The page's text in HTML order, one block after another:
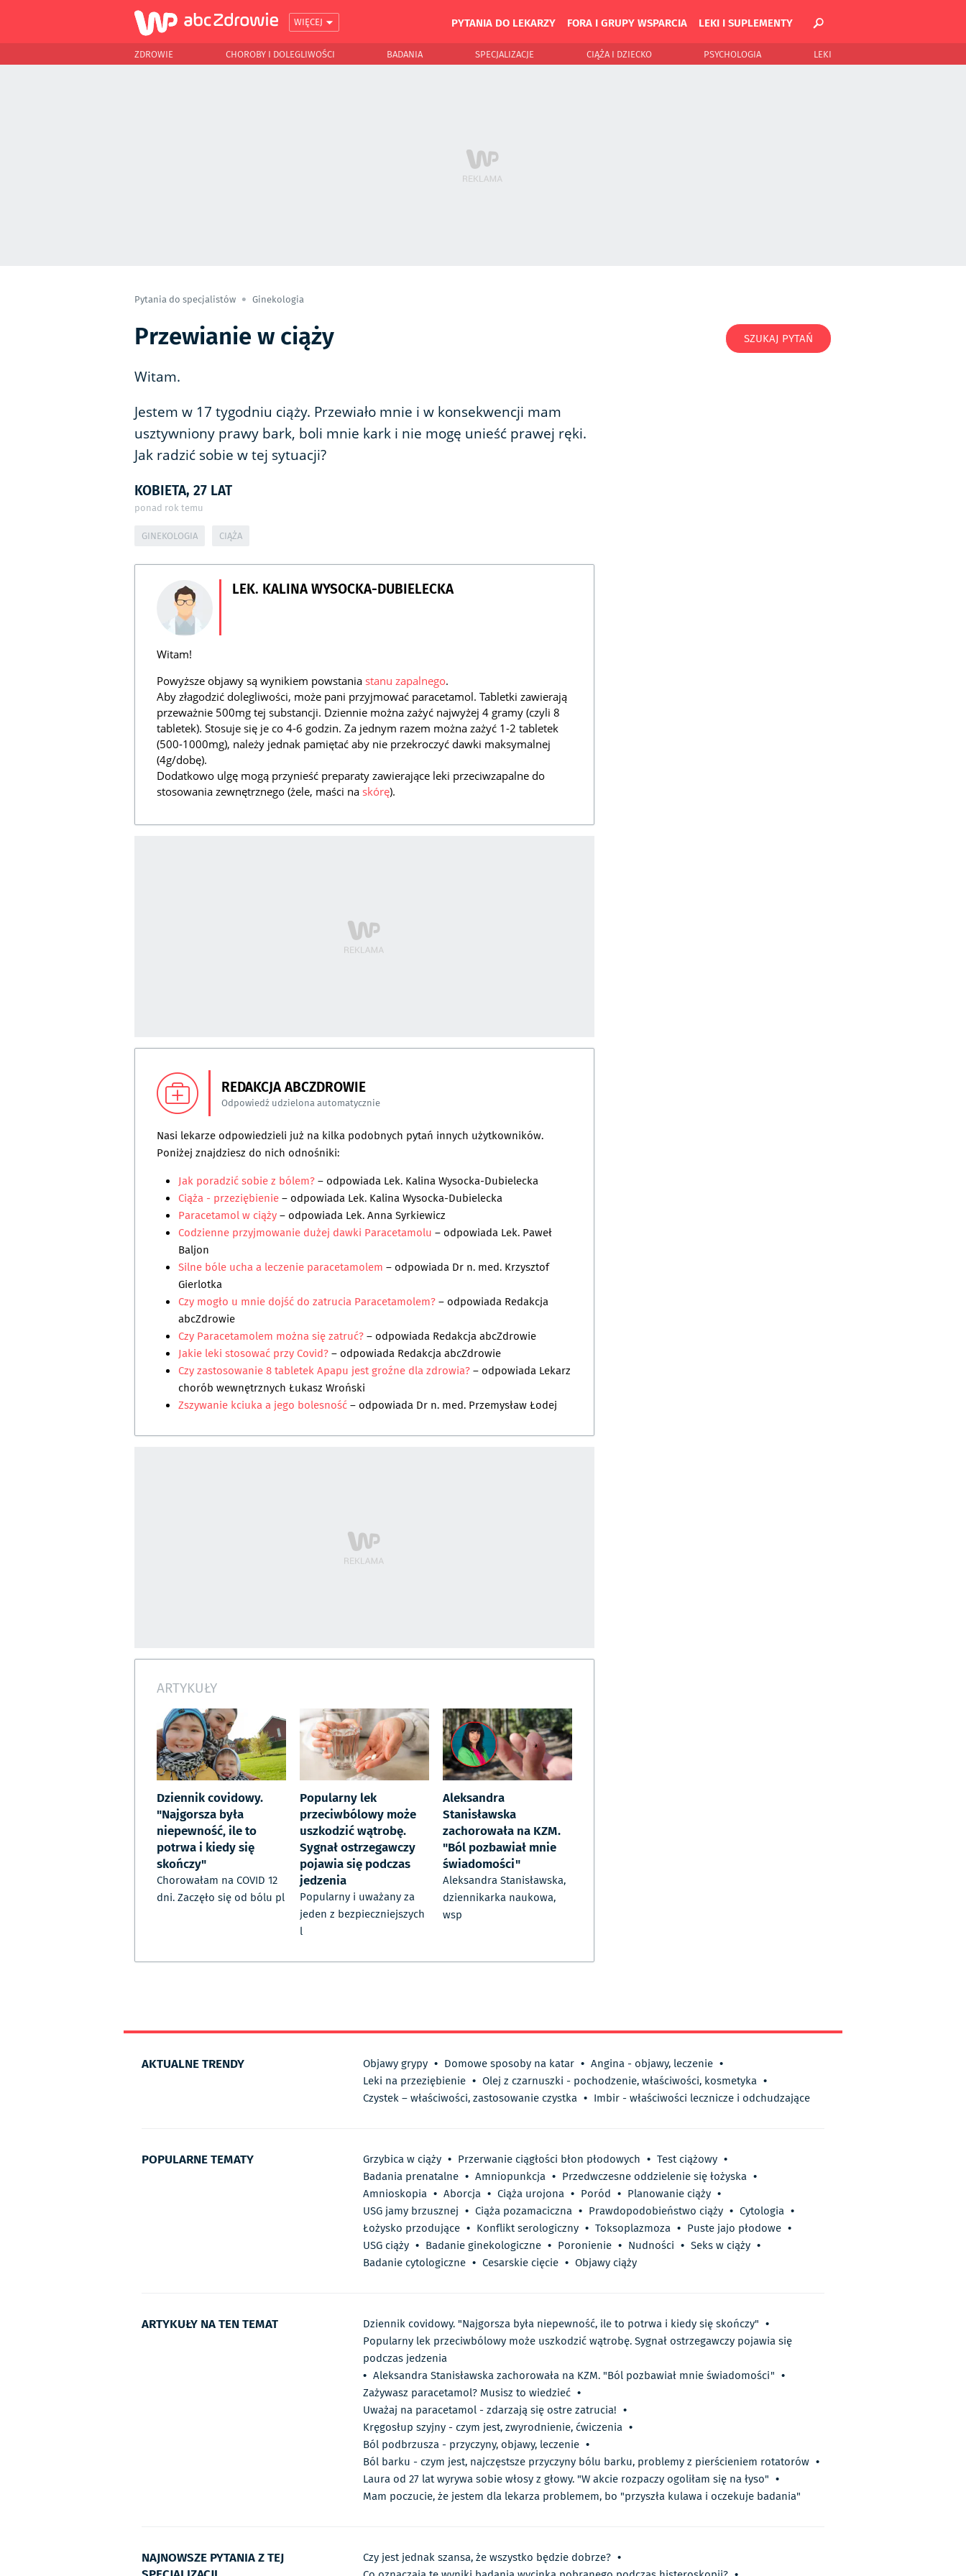
WIĘCEJ PYTANIA DO LEKARZY FORA I GRUPY WSPARCIA LEKI I SUPLEMENTY
ZDROWIE CHOROBY I DOLEGLIWOŚCI BADANIA SPECJALIZACJE CIĄŻA I DZIECKO PSYCHOLOGIA LEKI
Pytania do specjalistów Ginekologia
Przewianie w ciąży
Witam.
Jestem w 17 tygodniu ciąży. Przewiało mnie i w konsekwencji mam
usztywniony prawy bark, boli mnie kark i nie mogę unieść prawej ręki.
Jak radzić sobie w tej sytuacji?
KOBIETA, 27 LAT
ponad rok temu
GINEKOLOGIA CIĄŻA
LEK. KALINA WYSOCKA-DUBIELECKA
Witam!
Powyższe objawy są wynikiem powstania stanu zapalnego.
Aby złagodzić dolegliwości, może pani przyjmować paracetamol. Tabletki zawierają
przeważnie 500mg tej substancji. Dziennie można zażyć najwyżej 4 gramy (czyli 8
tabletek). Stosuje się je co 4-6 godzin. Za jednym razem można zażyć 1-2 tabletek
(500-1000mg), należy jednak pamiętać aby nie przekroczyć dawki maksymalnej
(4g/dobę).
Dodatkowo ulgę mogą przynieść preparaty zawierające leki przeciwzapalne do
stosowania zewnętrznego (żele, maści na skórę).
REDAKCJA ABCZDROWIE
Odpowiedź udzielona automatycznie
Nasi lekarze odpowiedzieli już na kilka podobnych pytań innych użytkowników.
Poniżej znajdziesz do nich odnośniki:
Jak poradzić sobie z bólem?– odpowiada Lek. Kalina Wysocka-Dubielecka
Ciąża - przeziębienie– odpowiada Lek. Kalina Wysocka-Dubielecka
Paracetamol w ciąży– odpowiada Lek. Anna Syrkiewicz
Codzienne przyjmowanie dużej dawki Paracetamolu – odpowiada Lek. Paweł
Baljon
Silne bóle ucha a leczenie paracetamolem – odpowiada Dr n. med. Krzysztof
Gierlotka
Czy mogło u mnie dojść do zatrucia Paracetamolem?– odpowiada Redakcja
abcZdrowie
Czy Paracetamolem można się zatruć?– odpowiada Redakcja abcZdrowie
Jakie leki stosować przy Covid?– odpowiada Redakcja abcZdrowie
Czy zastosowanie 8 tabletek Apapu jest groźne dla zdrowia?– odpowiada Lekarz
chorób wewnętrznych Łukasz Wroński
Zszywanie kciuka a jego bolesność– odpowiada Dr n. med. Przemysław Łodej
ARTYKUŁY
Dziennik covidowy.
"Najgorsza była
niepewność, ile to
potrwa i kiedy się
skończy"
Chorowałam na COVID 12
dni. Zaczęło się od bólu pl
Popularny lek
przeciwbólowy może
uszkodzić wątrobę.
Sygnał ostrzegawczy
pojawia się podczas
jedzenia
Popularny i uważany za
jeden z bezpieczniejszych
l
Aleksandra
Stanisławska
zachorowała na KZM.
"Ból pozbawiał mnie
świadomości"
Aleksandra Stanisławska,
dziennikarka naukowa,
wsp
SZUKAJ PYTAŃ
AKTUALNE TRENDY Objawy grypy • Domowe sposoby na katar • Angina - objawy, leczenie •
Leki na przeziębienie • Olej z czarnuszki - pochodzenie, właściwości, kosmetyka •
Czystek – właściwości, zastosowanie czystka • Imbir - właściwości lecznicze i odchudzające
POPULARNE TEMATY Grzybica w ciąży • Przerwanie ciągłości błon płodowych • Test ciążowy •
Badania prenatalne • Amniopunkcja • Przedwczesne oddzielenie się łożyska •
Amnioskopia • Aborcja • Ciąża urojona • Poród • Planowanie ciąży •
USG jamy brzusznej • Ciąża pozamaciczna • Prawdopodobieństwo ciąży • Cytologia •
Łożysko przodujące • Konflikt serologiczny • Toksoplazmoza • Puste jajo płodowe •
USG ciąży • Badanie ginekologiczne • Poronienie • Nudności • Seks w ciąży •
Badanie cytologiczne • Cesarskie cięcie • Objawy ciąży
ARTYKUŁY NA TEN TEMAT Dziennik covidowy. "Najgorsza była niepewność, ile to potrwa i kiedy się skończy" •
Popularny lek przeciwbólowy może uszkodzić wątrobę. Sygnał ostrzegawczy pojawia się
podczas jedzenia
• Aleksandra Stanisławska zachorowała na KZM. "Ból pozbawiał mnie świadomości" •
Zażywasz paracetamol? Musisz to wiedzieć •
Uważaj na paracetamol - zdarzają się ostre zatrucia! •
Kręgosłup szyjny - czym jest, zwyrodnienie, ćwiczenia •
Ból podbrzusza - przyczyny, objawy, leczenie •
Ból barku - czym jest, najczęstsze przyczyny bólu barku, problemy z pierścieniem rotatorów •
Laura od 27 lat wyrywa sobie włosy z głowy. "W akcie rozpaczy ogoliłam się na łyso" •
Mam poczucie, że jestem dla lekarza problemem, bo "przyszła kulawa i oczekuje badania"
NAJNOWSZE PYTANIA Z TEJ
Czy jest jednak szansa, że wszystko będzie dobrze? •